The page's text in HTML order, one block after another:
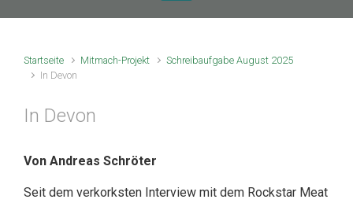
Startseite Mitmach-Projekt
Schreibaufgabe August 2025
In Devon
In Devon
Von Andreas Schröter
Seit dem verkorksten Interview mit dem Rockstar Meat